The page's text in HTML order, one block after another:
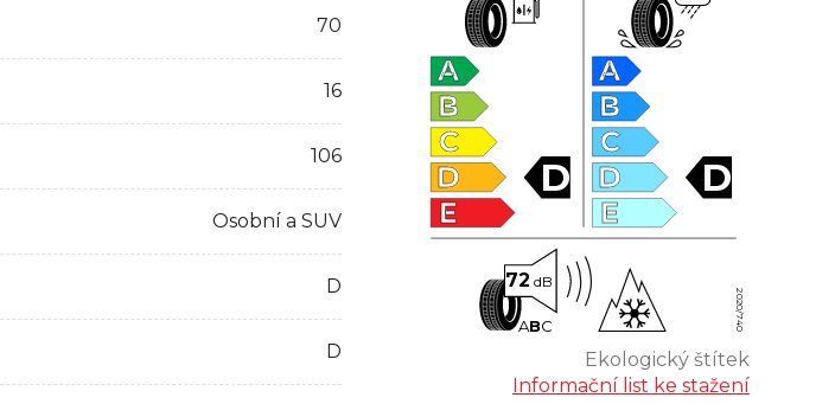
70
16
106
Osobní a SUV
D
D
A
B
C
D
E
D
A
B
C
D
E
D
72 dB
ABC 2020/740
Ekologický štítek
Informační list ke stažení